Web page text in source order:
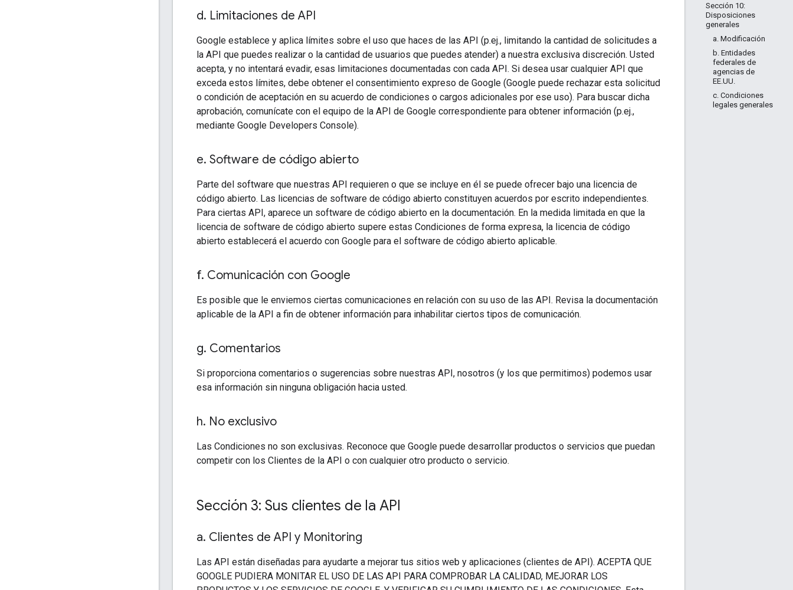
Sección 10:
Disposiciones
generales
a. Modificación
b. Entidades
federales de
agencias de
EE.UU.
c. Condiciones
legales generales
d. Limitaciones de API
Google establece y aplica límites sobre el uso que haces de las API (p.ej., limitando la cantidad de solicitudes a
la API que puedes realizar o la cantidad de usuarios que puedes atender) a nuestra exclusiva discreción. Usted
acepta, y no intentará evadir, esas limitaciones documentadas con cada API. Si desea usar cualquier API que
exceda estos límites, debe obtener el consentimiento expreso de Google (Google puede rechazar esta solicitud
o condición de aceptación en su acuerdo de condiciones o cargos adicionales por ese uso). Para buscar dicha
aprobación, comunícate con el equipo de la API de Google correspondiente para obtener información (p.ej.,
mediante Google Developers Console).
e. Software de código abierto
Parte del software que nuestras API requieren o que se incluye en él se puede ofrecer bajo una licencia de
código abierto. Las licencias de software de código abierto constituyen acuerdos por escrito independientes.
Para ciertas API, aparece un software de código abierto en la documentación. En la medida limitada en que la
licencia de software de código abierto supere estas Condiciones de forma expresa, la licencia de código
abierto establecerá el acuerdo con Google para el software de código abierto aplicable.
f. Comunicación con Google
Es posible que le enviemos ciertas comunicaciones en relación con su uso de las API. Revisa la documentación
aplicable de la API a fin de obtener información para inhabilitar ciertos tipos de comunicación.
g. Comentarios
Si proporciona comentarios o sugerencias sobre nuestras API, nosotros (y los que permitimos) podemos usar
esa información sin ninguna obligación hacia usted.
h. No exclusivo
Las Condiciones no son exclusivas. Reconoce que Google puede desarrollar productos o servicios que puedan
competir con los Clientes de la API o con cualquier otro producto o servicio.
Sección 3: Sus clientes de la API
a. Clientes de API y Monitoring
Las API están diseñadas para ayudarte a mejorar tus sitios web y aplicaciones (clientes de API). ACEPTA QUE
GOOGLE PUDIERA MONITAR EL USO DE LAS API PARA COMPROBAR LA CALIDAD, MEJORAR LOS